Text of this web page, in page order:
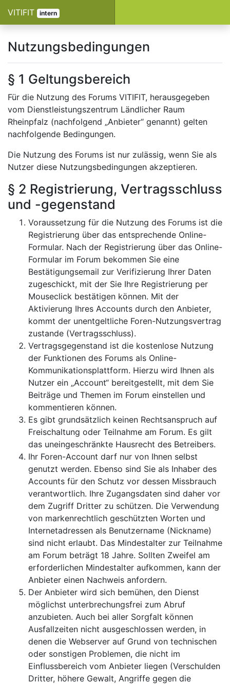
VITIFIT intern
Nutzungsbedingungen
§ 1 Geltungsbereich
Für die Nutzung des Forums VITIFIT, herausgegeben
vom Dienstleistungszentrum Ländlicher Raum
Rheinpfalz (nachfolgend „Anbieter“ genannt) gelten
nachfolgende Bedingungen.
Die Nutzung des Forums ist nur zulässig, wenn Sie als
Nutzer diese Nutzungsbedingungen akzeptieren.
§ 2 Registrierung, Vertragsschluss
und -gegenstand
Voraussetzung für die Nutzung des Forums ist die
Registrierung über das entsprechende Online-
Formular. Nach der Registrierung über das Online-
Formular im Forum bekommen Sie eine
Bestätigungsemail zur Verifizierung Ihrer Daten
zugeschickt, mit der Sie Ihre Registrierung per
Mouseclick bestätigen können. Mit der
Aktivierung Ihres Accounts durch den Anbieter,
kommt der unentgeltliche Foren-Nutzungsvertrag
zustande (Vertragsschluss).
Vertragsgegenstand ist die kostenlose Nutzung
der Funktionen des Forums als Online-
Kommunikationsplattform. Hierzu wird Ihnen als
Nutzer ein „Account“ bereitgestellt, mit dem Sie
Beiträge und Themen im Forum einstellen und
kommentieren können.
Es gibt grundsätzlich keinen Rechtsanspruch auf
Freischaltung oder Teilnahme am Forum. Es gilt
das uneingeschränkte Hausrecht des Betreibers.
Ihr Foren-Account darf nur von Ihnen selbst
genutzt werden. Ebenso sind Sie als Inhaber des
Accounts für den Schutz vor dessen Missbrauch
verantwortlich. Ihre Zugangsdaten sind daher vor
dem Zugriff Dritter zu schützen. Die Verwendung
von markenrechtlich geschützten Worten und
Internetadressen als Benutzername (Nickname)
sind nicht erlaubt. Das Mindestalter zur Teilnahme
am Forum beträgt 18 Jahre. Sollten Zweifel am
erforderlichen Mindestalter aufkommen, kann der
Anbieter einen Nachweis anfordern.
Der Anbieter wird sich bemühen, den Dienst
möglichst unterbrechungsfrei zum Abruf
anzubieten. Auch bei aller Sorgfalt können
Ausfallzeiten nicht ausgeschlossen werden, in
denen die Webserver auf Grund von technischen
oder sonstigen Problemen, die nicht im
Einflussbereich vom Anbieter liegen (Verschulden
Dritter, höhere Gewalt, Angriffe gegen die